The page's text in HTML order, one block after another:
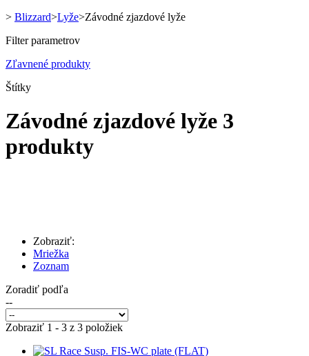
> Blizzard>Lyže>Závodné zjazdové lyže
Filter parametrov
Zľavnené produkty
Štítky
Závodné zjazdové lyže 3
produkty
Zobraziť:
Mriežka
Zoznam
Zoradiť podľa
--
Zobraziť 1 - 3 z 3 položiek